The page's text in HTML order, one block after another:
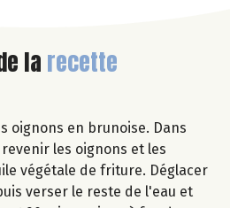
larecette
oignons en brunoise. Dans
les oignons et les
végétale de friture. Déglacer
verser le reste de l'eau et